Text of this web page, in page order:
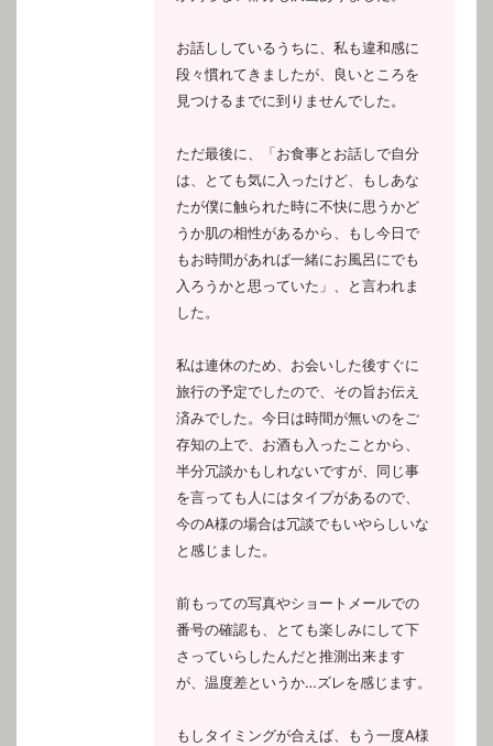
お話ししているうちに、私も違和感に
段々慣れてきましたが、良いところを
見つけるまでに到りませんでした。
ただ最後に、「お食事とお話しで自分
は、とても気に入ったけど、もしあな
たが僕に触られた時に不快に思うかど
うか肌の相性があるから、もし今日で
もお時間があれば一緒にお風呂にでも
入ろうかと思っていた」、と言われま
した。
私は連休のため、お会いした後すぐに
旅行の予定でしたので、その旨お伝え
済みでした。今日は時間が無いのをご
存知の上で、お酒も入ったことから、
半分冗談かもしれないですが、同じ事
を言っても人にはタイプがあるので、
今のA様の場合は冗談でもいやらしいな
と感じました。
前もっての写真やショートメールでの
番号の確認も、とても楽しみにして下
さっていらしたんだと推測出来ます
が、温度差というか…ズレを感じます。
もしタイミングが合えば、もう一度A様